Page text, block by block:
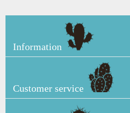
Information
Customer service